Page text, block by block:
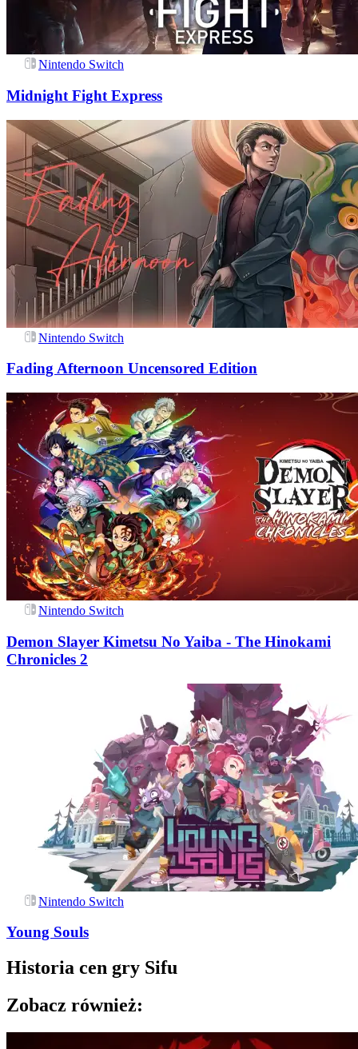
Nintendo Switch
Midnight Fight Express
Nintendo Switch
Fading Afternoon Uncensored Edition
Nintendo Switch
Demon Slayer Kimetsu No Yaiba - The Hinokami
Chronicles 2
Nintendo Switch
Young Souls
Historia cen gry Sifu
Zobacz również: